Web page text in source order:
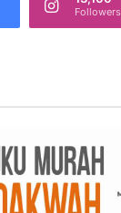
k
:
Followers